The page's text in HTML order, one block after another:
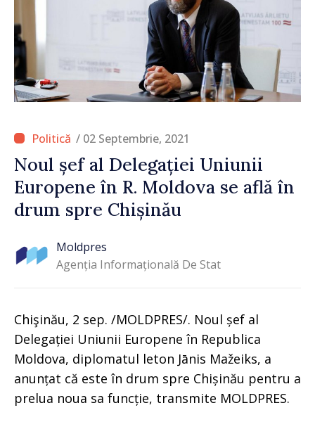
/ 02 Septembrie, 2021
Noul șef al Delegației Uniunii
Europene în R. Moldova se află în
drum spre Chișinău
Moldpres
Agenția Informațională De Stat
Chişinău, 2 sep. /MOLDPRES/. Noul șef al
Delegației Uniunii Europene în Republica
Moldova, diplomatul leton Jānis Mažeiks, a
anunțat că este în drum spre Chișinău pentru a
prelua noua sa funcție, transmite MOLDPRES.